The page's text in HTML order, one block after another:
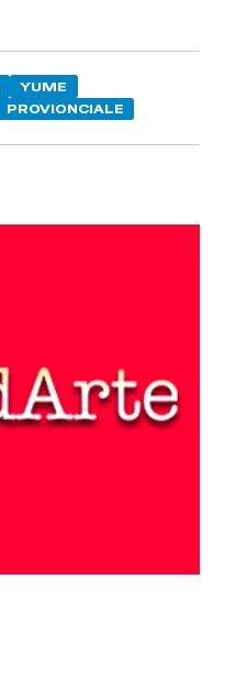
YUME
PROVIONCIALE